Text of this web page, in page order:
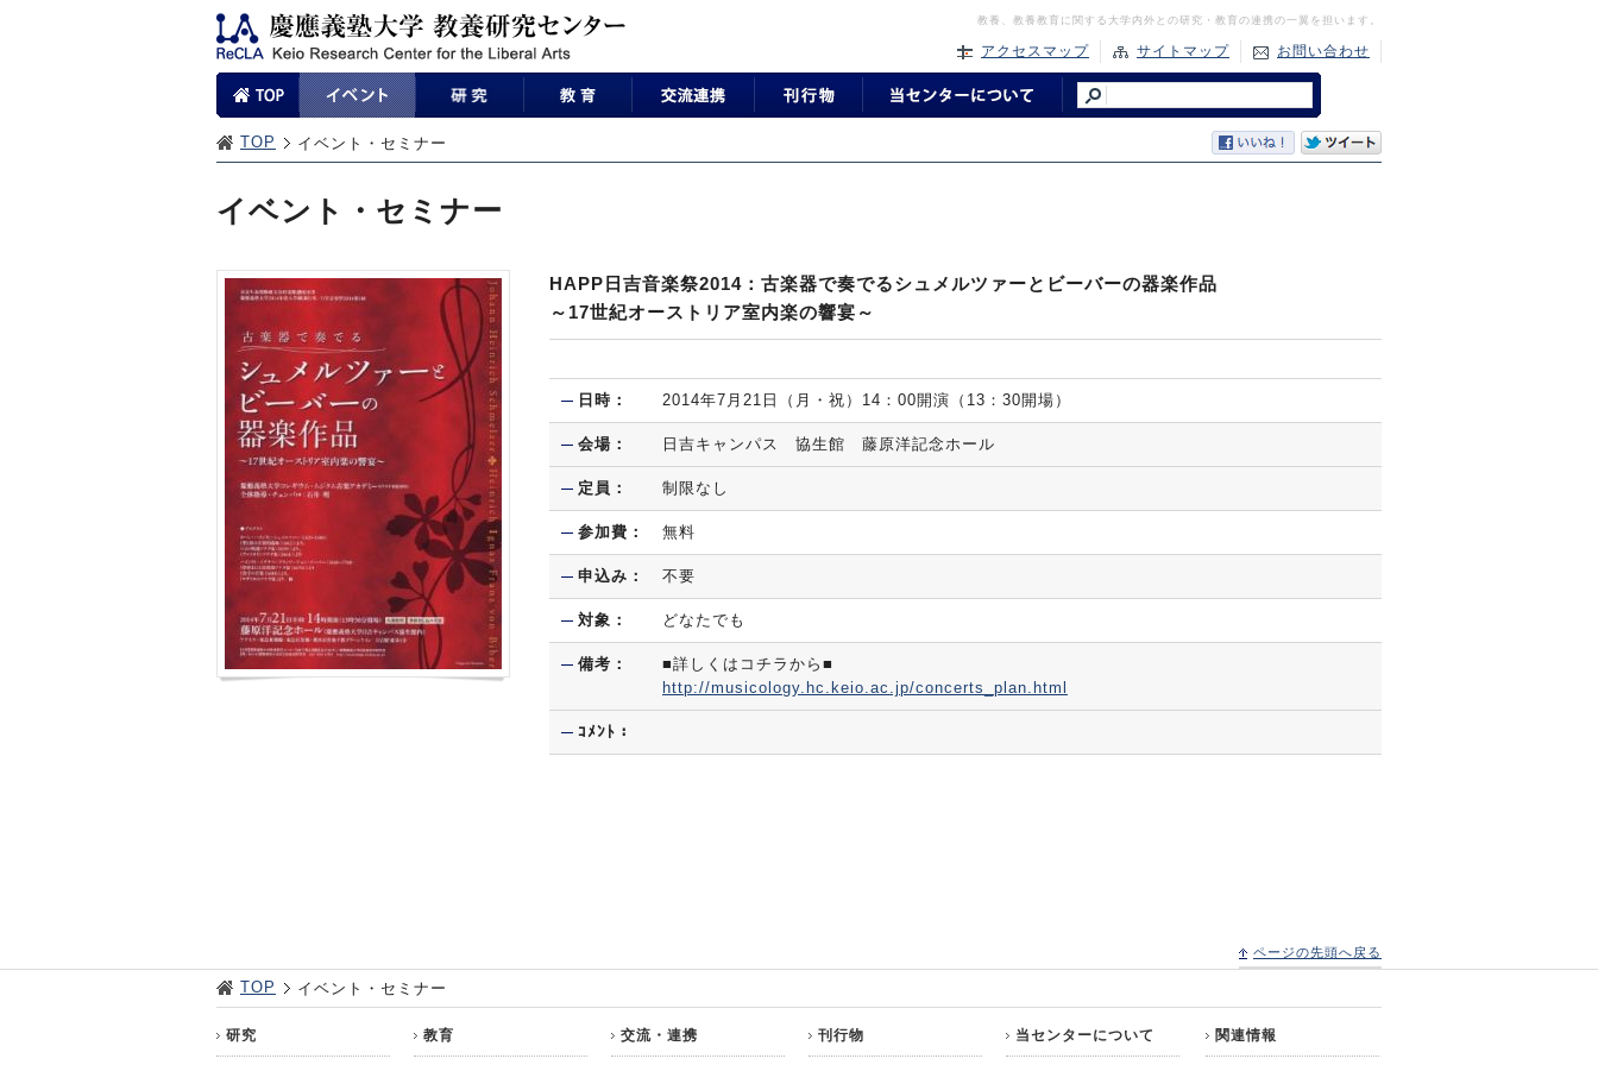
教養、教養教育に関する大学内外との研究・教育の連携の一翼を担います。
アクセスマップ サイトマップ お問い合わせ
TOP イベント・セミナー
イベント・セミナー
HAPP日吉音楽祭2014：古楽器で奏でるシュメルツァーとビーバーの器楽作品
～17世紀オーストリア室内楽の響宴～
日時： 2014年7月21日（月・祝）14：00開演（13：30開場）
会場： 日吉キャンパス 協生館 藤原洋記念ホール
定員： 制限なし
参加費： 無料
申込み： 不要
対象： どなたでも
備考：
■詳しくはコチラから■
http://musicology.hc.keio.ac.jp/concerts_plan.html
ｺﾒﾝﾄ：
ページの先頭へ戻る
TOP イベント・セミナー
研究 教育 交流・連携 刊行物 当センターについて 関連情報